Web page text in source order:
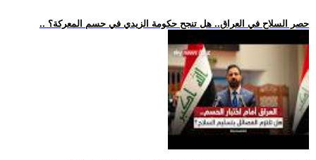
.. حصر السلاح في العراق.. هل تنجح حكومة الزيدي في حسم المعركة؟